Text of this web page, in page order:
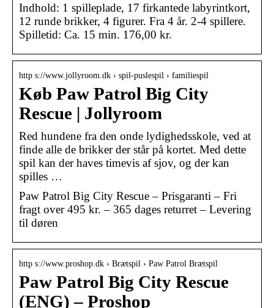
Indhold: 1 spilleplade, 17 firkantede labyrintkort,
12 runde brikker, 4 figurer. Fra 4 år. 2-4 spillere.
Spilletid: Ca. 15 min. 176,00 kr.
http s://www.jollyroom.dk › spil-puslespil › familiespil
Køb Paw Patrol Big City
Rescue | Jollyroom
Red hundene fra den onde lydighedsskole, ved at
finde alle de brikker der står på kortet. Med dette
spil kan der haves timevis af sjov, og der kan
spilles …
Paw Patrol Big City Rescue – Prisgaranti – Fri
fragt over 495 kr. – 365 dages returret – Levering
til døren
http s://www.proshop.dk › Brætspil › Paw Patrol Brætspil
Paw Patrol Big City Rescue
(ENG) – Proshop